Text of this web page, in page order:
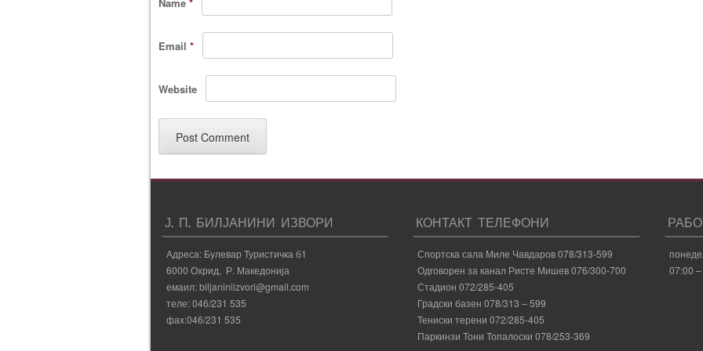
Name *
Email *
Website
Ј. П. БИЛЈАНИНИ ИЗВОРИ
Адреса: Булевар Туристичка б1
6000 Охрид, Р. Македонија
емаил: biljaniniizvori@gmail.com
теле: 046/231 535
фаx:046/231 535
КОНТАКТ ТЕЛЕФОНИ
Спортска сала Миле Чавдаров 078/313-599
Одговорен за канал Ристе Мишев 076/300-700
Стадион 072/285-405
Градски базен 078/313 – 599
Тениски терени 072/285-405
Паркинзи Тони Топалоски 078/253-369
07:00